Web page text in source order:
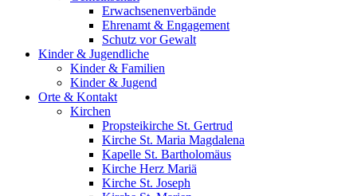
Erwachsenenverbände
Ehrenamt & Engagement
Schutz vor Gewalt
Kinder & Jugendliche
Kinder & Familien
Kinder & Jugend
Orte & Kontakt
Kirchen
Propsteikirche St. Gertrud
Kirche St. Maria Magdalena
Kapelle St. Bartholomäus
Kirche Herz Mariä
Kirche St. Joseph